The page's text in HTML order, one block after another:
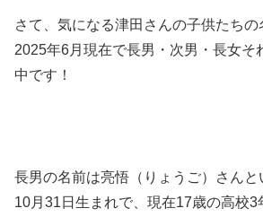
さて、気になる津田さんの子供たちの
2025年6月現在で長男・次男・長女そ
中です！
長男の名前は亮悟（りょうご）さんと
10月31日生まれで、現在17歳の高校3